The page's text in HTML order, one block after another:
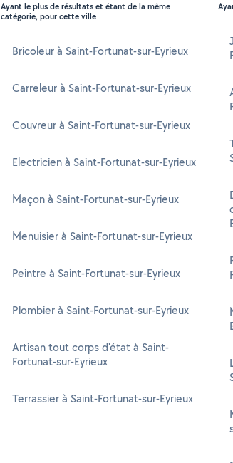
Ayant le plus de résultats et étant de la même
catégorie, pour cette ville
Bricoleur à Saint-Fortunat-sur-Eyrieux
Carreleur à Saint-Fortunat-sur-Eyrieux
Couvreur à Saint-Fortunat-sur-Eyrieux
Electricien à Saint-Fortunat-sur-Eyrieux
Maçon à Saint-Fortunat-sur-Eyrieux
Menuisier à Saint-Fortunat-sur-Eyrieux
Peintre à Saint-Fortunat-sur-Eyrieux
Plombier à Saint-Fortunat-sur-Eyrieux
Artisan tout corps d'état à Saint-
Fortunat-sur-Eyrieux
Terrassier à Saint-Fortunat-sur-Eyrieux